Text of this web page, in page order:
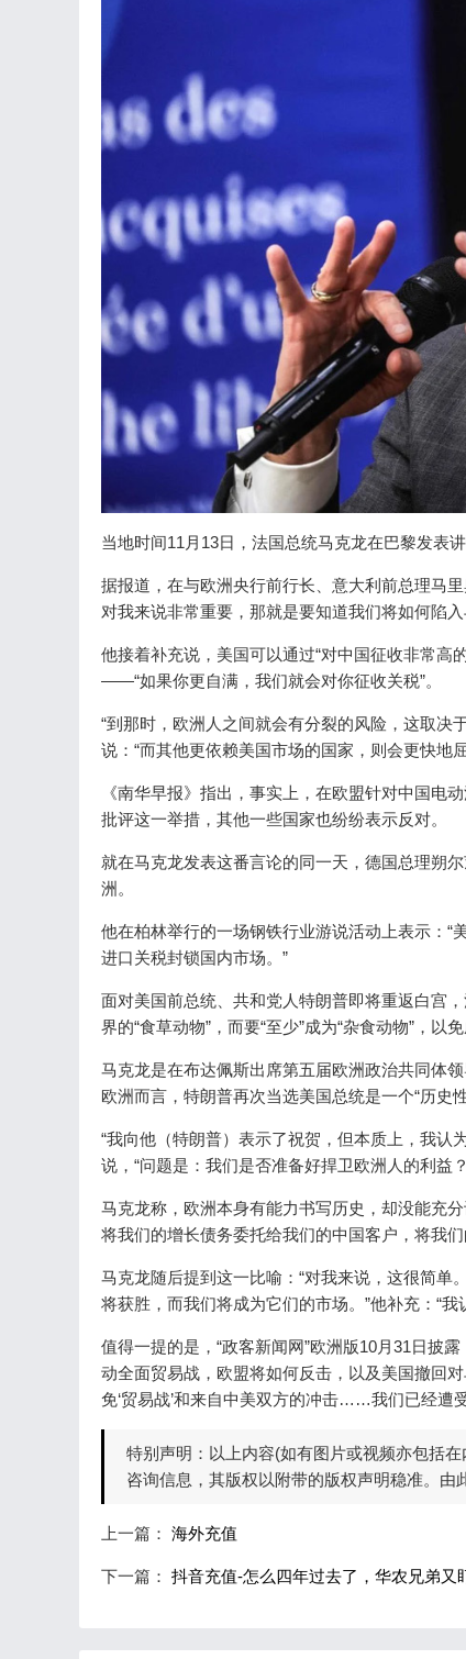
当地时间11月13日，法国总统马克龙在巴黎发表讲
据报道，在与欧洲央行前行长、意大利前总理马
对我来说非常重要，那就是要知道我们将如何陷
他接着补充说，美国可以通过“对中国征收非常高
——“如果你更自满，我们就会对你征收关税”。
“到那时，欧洲人之间就会有分裂的风险，这取决
说：“而其他更依赖美国市场的国家，则会更快地
《南华早报》指出，事实上，在欧盟针对中国电
批评这一举措，其他一些国家也纷纷表示反对。
就在马克龙发表这番言论的同一天，德国总理朔
洲。
他在柏林举行的一场钢铁行业游说活动上表示：
进口关税封锁国内市场。”
面对美国前总统、共和党人特朗普即将重返白宫
界的“食草动物”，而要“至少”成为“杂食动物”，以
马克龙是在布达佩斯出席第五届欧洲政治共同体
欧洲而言，特朗普再次当选美国总统是一个“历史性
“我向他（特朗普）表示了祝贺，但本质上，我认
说，“问题是：我们是否准备好捍卫欧洲人的利益
马克龙称，欧洲本身有能力书写历史，却没能充
将我们的增长债务委托给我们的中国客户，将我
马克龙随后提到这一比喻：“对我来说，这很简
将获胜，而我们将成为它们的市场。”他补充：“
值得一提的是，“政客新闻网”欧洲版10月31日披
动全面贸易战，欧盟将如何反击，以及美国撤回
免‘贸易战’和来自中美双方的冲击……我们已经遭
特别声明：以上内容(如有图片或视频亦包括
咨询信息，其版权以附带的版权声明稳准。由
上一篇： 海外充值
下一篇： 抖音充值-怎么四年过去了，华农兄弟又